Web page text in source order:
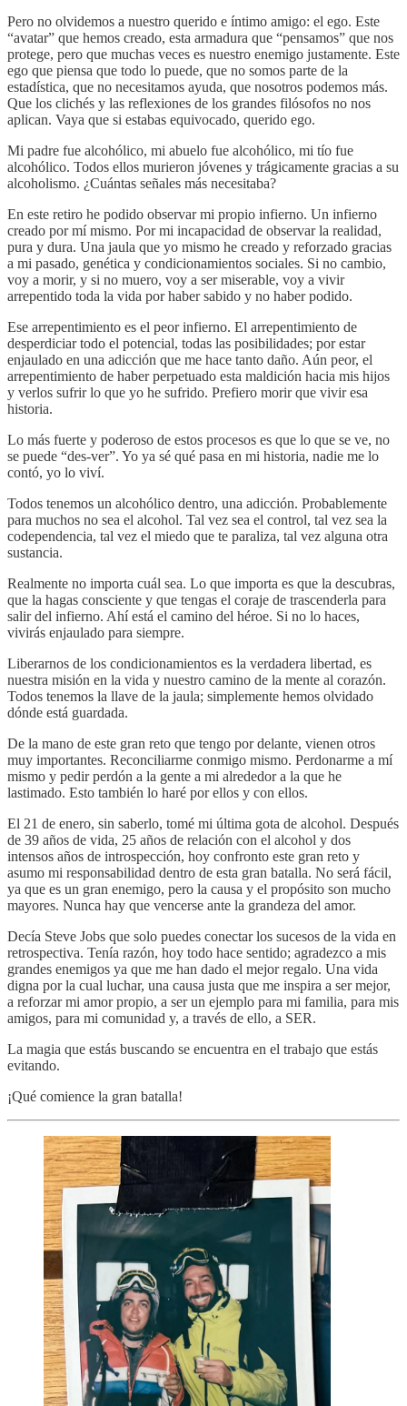
Pero no olvidemos a nuestro querido e íntimo amigo: el ego. Este
“avatar” que hemos creado, esta armadura que “pensamos” que nos
protege, pero que muchas veces es nuestro enemigo justamente. Este
ego que piensa que todo lo puede, que no somos parte de la
estadística, que no necesitamos ayuda, que nosotros podemos más.
Que los clichés y las reflexiones de los grandes filósofos no nos
aplican. Vaya que si estabas equivocado, querido ego.
Mi padre fue alcohólico, mi abuelo fue alcohólico, mi tío fue
alcohólico. Todos ellos murieron jóvenes y trágicamente gracias a su
alcoholismo. ¿Cuántas señales más necesitaba?
En este retiro he podido observar mi propio infierno. Un infierno
creado por mí mismo. Por mi incapacidad de observar la realidad,
pura y dura. Una jaula que yo mismo he creado y reforzado gracias
a mi pasado, genética y condicionamientos sociales. Si no cambio,
voy a morir, y si no muero, voy a ser miserable, voy a vivir
arrepentido toda la vida por haber sabido y no haber podido.
Ese arrepentimiento es el peor infierno. El arrepentimiento de
desperdiciar todo el potencial, todas las posibilidades; por estar
enjaulado en una adicción que me hace tanto daño. Aún peor, el
arrepentimiento de haber perpetuado esta maldición hacia mis hijos
y verlos sufrir lo que yo he sufrido. Prefiero morir que vivir esa
historia.
Lo más fuerte y poderoso de estos procesos es que lo que se ve, no
se puede “des-ver”. Yo ya sé qué pasa en mi historia, nadie me lo
contó, yo lo viví.
Todos tenemos un alcohólico dentro, una adicción. Probablemente
para muchos no sea el alcohol. Tal vez sea el control, tal vez sea la
codependencia, tal vez el miedo que te paraliza, tal vez alguna otra
sustancia.
Realmente no importa cuál sea. Lo que importa es que la descubras,
que la hagas consciente y que tengas el coraje de trascenderla para
salir del infierno. Ahí está el camino del héroe. Si no lo haces,
vivirás enjaulado para siempre.
Liberarnos de los condicionamientos es la verdadera libertad, es
nuestra misión en la vida y nuestro camino de la mente al corazón.
Todos tenemos la llave de la jaula; simplemente hemos olvidado
dónde está guardada.
De la mano de este gran reto que tengo por delante, vienen otros
muy importantes. Reconciliarme conmigo mismo. Perdonarme a mí
mismo y pedir perdón a la gente a mi alrededor a la que he
lastimado. Esto también lo haré por ellos y con ellos.
El 21 de enero, sin saberlo, tomé mi última gota de alcohol. Después
de 39 años de vida, 25 años de relación con el alcohol y dos
intensos años de introspección, hoy confronto este gran reto y
asumo mi responsabilidad dentro de esta gran batalla. No será fácil,
ya que es un gran enemigo, pero la causa y el propósito son mucho
mayores. Nunca hay que vencerse ante la grandeza del amor.
Decía Steve Jobs que solo puedes conectar los sucesos de la vida en
retrospectiva. Tenía razón, hoy todo hace sentido; agradezco a mis
grandes enemigos ya que me han dado el mejor regalo. Una vida
digna por la cual luchar, una causa justa que me inspira a ser mejor,
a reforzar mi amor propio, a ser un ejemplo para mi familia, para mis
amigos, para mi comunidad y, a través de ello, a SER.
La magia que estás buscando se encuentra en el trabajo que estás
evitando.
¡Qué comience la gran batalla!